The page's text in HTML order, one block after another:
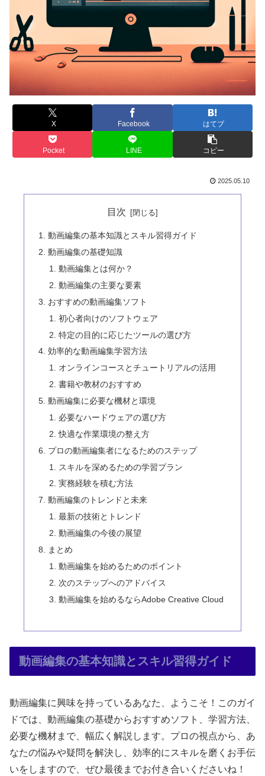
X Facebook はてブ
Pocket LINE コピー
2025.05.10
目次
動画編集の基本知識とスキル習得ガイド
動画編集の基礎知識
動画編集とは何か？
動画編集の主要な要素
おすすめの動画編集ソフト
初心者向けのソフトウェア
特定の目的に応じたツールの選び方
効率的な動画編集学習方法
オンラインコースとチュートリアルの活用
書籍や教材のおすすめ
動画編集に必要な機材と環境
必要なハードウェアの選び方
快適な作業環境の整え方
プロの動画編集者になるためのステップ
スキルを深めるための学習プラン
実務経験を積む方法
動画編集のトレンドと未来
最新の技術とトレンド
動画編集の今後の展望
まとめ
動画編集を始めるためのポイント
次のステップへのアドバイス
動画編集を始めるならAdobe Creative Cloud
動画編集の基本知識とスキル習得ガイド
動画編集に興味を持っているあなた、ようこそ！このガイ
ドでは、動画編集の基礎からおすすめソフト、学習方法、
必要な機材まで、幅広く解説します。プロの視点から、あ
なたの悩みや疑問を解決し、効率的にスキルを磨くお手伝
いをしますので、ぜひ最後までお付き合いくださいね！